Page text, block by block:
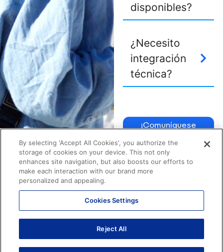
disponibles?
¿Necesito
integración
técnica?
¡Comuníquese
con nosotros!
R. Sergipe, 1440 – Savassi – Belo Horizonte – MG.
Av. Brig. Faria Lima, 4221 – 9° andar – Itaim Bibi – São Paulo – SP.
By selecting 'Accept All Cookies', you authorize the
storage of cookies on your device. This not only
enhances site navigation, but also boosts our efforts to
make each interaction with our brand more
personalized and appealing.
Cookies Settings
Reject All